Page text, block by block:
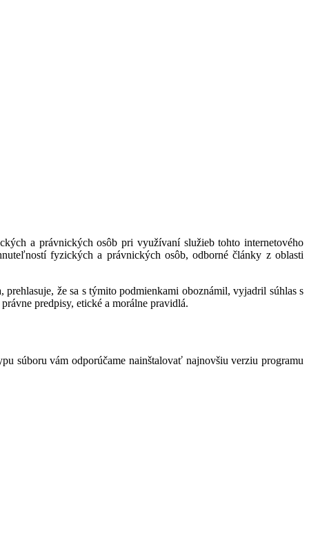
a právnických osôb pri využívaní služieb tohto internetového
fyzických a právnických osôb, odborné články z oblasti
že sa s týmito podmienkami oboznámil, vyjadril súhlas s
predpisy, etické a morálne pravidlá.
súboru vám odporúčame nainštalovať najnovšiu verziu programu